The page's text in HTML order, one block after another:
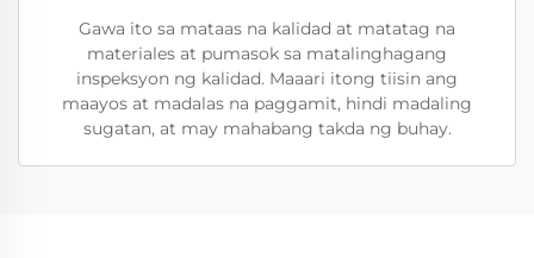
Gawa ito sa mataas na kalidad at matatag na
materiales at pumasok sa matalinghagang
inspeksyon ng kalidad. Maaari itong tiisin ang
maayos at madalas na paggamit, hindi madaling
sugatan, at may mahabang takda ng buhay.